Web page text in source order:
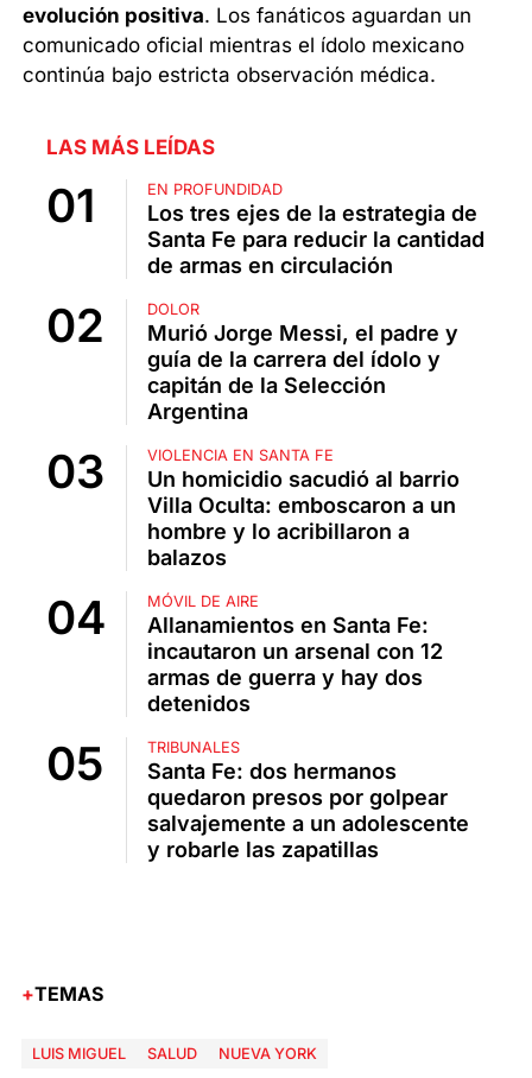
evolución positiva. Los fanáticos aguardan un
comunicado oficial mientras el ídolo mexicano
continúa bajo estricta observación médica.
LAS MÁS LEÍDAS
EN PROFUNDIDAD
Los tres ejes de la estrategia de
Santa Fe para reducir la cantidad
de armas en circulación
DOLOR
Murió Jorge Messi, el padre y
guía de la carrera del ídolo y
capitán de la Selección
Argentina
VIOLENCIA EN SANTA FE
Un homicidio sacudió al barrio
Villa Oculta: emboscaron a un
hombre y lo acribillaron a
balazos
MÓVIL DE AIRE
Allanamientos en Santa Fe:
incautaron un arsenal con 12
armas de guerra y hay dos
detenidos
TRIBUNALES
Santa Fe: dos hermanos
quedaron presos por golpear
salvajemente a un adolescente
y robarle las zapatillas
TEMAS
LUIS MIGUEL SALUD NUEVA YORK